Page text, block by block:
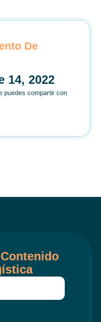
De
14, 2022
puedes compartir con